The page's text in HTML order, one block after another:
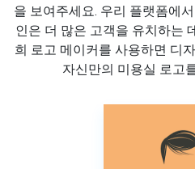
을 보여주세요. 우리 플랫폼에
인은 더 많은 고객을 유치하는
희 로고 메이커를 사용하면 디
자신만의 미용실 로고